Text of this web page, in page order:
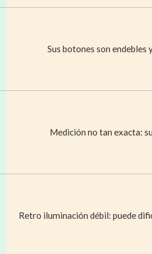
Sus botones son endebles
Medición no tan exacta:
Retro iluminación débil: puede